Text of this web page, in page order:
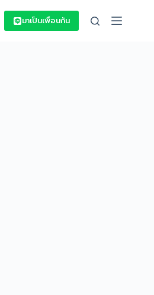
มาเป็นเพื่อนกัน